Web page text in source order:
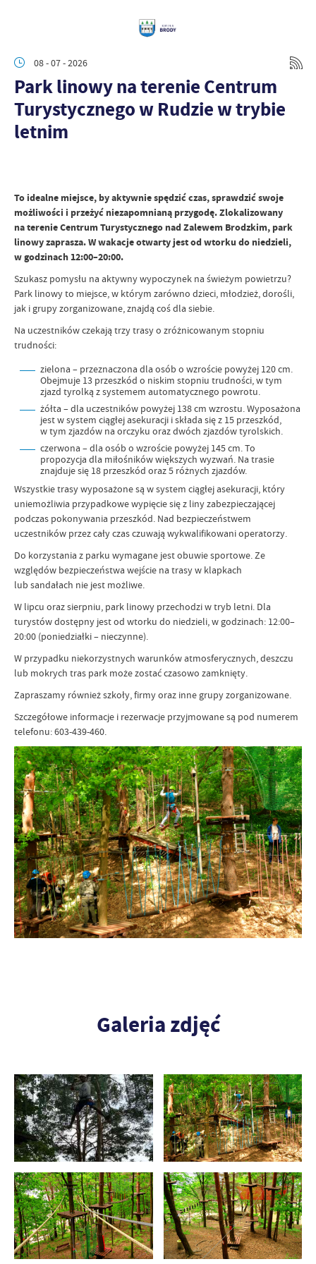
08 - 07 - 2026
Park linowy na terenie Centrum
Turystycznego w Rudzie w trybie
letnim
To idealne miejsce, by aktywnie spędzić czas, sprawdzić swoje
możliwości i przeżyć niezapomnianą przygodę. Zlokalizowany
na terenie Centrum Turystycznego nad Zalewem Brodzkim, park
linowy zaprasza. W wakacje otwarty jest od wtorku do niedzieli,
w godzinach 12:00–20:00.
Szukasz pomysłu na aktywny wypoczynek na świeżym powietrzu?
Park linowy to miejsce, w którym zarówno dzieci, młodzież, dorośli,
jak i grupy zorganizowane, znajdą coś dla siebie.
Na uczestników czekają trzy trasy o zróżnicowanym stopniu
trudności:
zielona – przeznaczona dla osób o wzroście powyżej 120 cm.
Obejmuje 13 przeszkód o niskim stopniu trudności, w tym
zjazd tyrolką z systemem automatycznego powrotu.
żółta – dla uczestników powyżej 138 cm wzrostu. Wyposażona
jest w system ciągłej asekuracji i składa się z 15 przeszkód,
w tym zjazdów na orczyku oraz dwóch zjazdów tyrolskich.
czerwona – dla osób o wzroście powyżej 145 cm. To
propozycja dla miłośników większych wyzwań. Na trasie
znajduje się 18 przeszkód oraz 5 różnych zjazdów.
Wszystkie trasy wyposażone są w system ciągłej asekuracji, który
uniemożliwia przypadkowe wypięcie się z liny zabezpieczającej
podczas pokonywania przeszkód. Nad bezpieczeństwem
uczestników przez cały czas czuwają wykwalifikowani operatorzy.
Do korzystania z parku wymagane jest obuwie sportowe. Ze
względów bezpieczeństwa wejście na trasy w klapkach
lub sandałach nie jest możliwe.
W lipcu oraz sierpniu, park linowy przechodzi w tryb letni. Dla
turystów dostępny jest od wtorku do niedzieli, w godzinach: 12:00–
20:00 (poniedziałki – nieczynne).
W przypadku niekorzystnych warunków atmosferycznych, deszczu
lub mokrych tras park może zostać czasowo zamknięty.
Zapraszamy również szkoły, firmy oraz inne grupy zorganizowane.
Szczegółowe informacje i rezerwacje przyjmowane są pod numerem
telefonu: 603-439-460.
Galeria zdjęć